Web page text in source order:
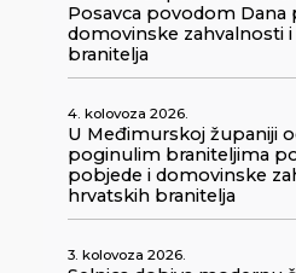
Posavca povodom Dana
domovinske zahvalnosti
branitelja
4. kolovoza 2026.
U Međimurskoj županiji
poginulim braniteljima
pobjede i domovinske
hrvatskih branitelja
3. kolovoza 2026.